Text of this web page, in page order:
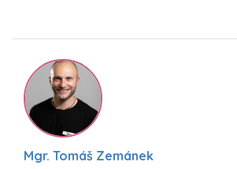
Mgr. Tomáš Zemánek